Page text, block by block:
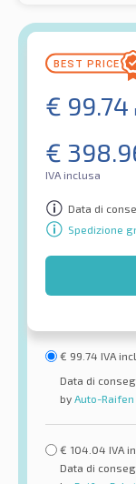
€ 99.74
€
IVA inclusa
Data di
Spedizione
€ 99.74 IVA
Data di
by Auto-Raifen
€ 104.04 IVA
Data di